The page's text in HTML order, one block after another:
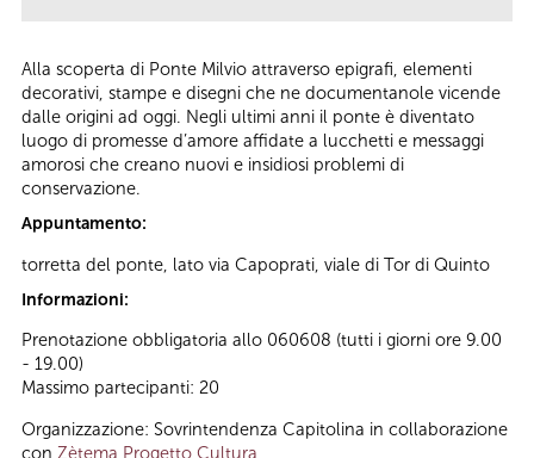
Alla scoperta di Ponte Milvio attraverso epigrafi, elementi
decorativi, stampe e disegni che ne documentanole vicende
dalle origini ad oggi. Negli ultimi anni il ponte è diventato
luogo di promesse d’amore affidate a lucchetti e messaggi
amorosi che creano nuovi e insidiosi problemi di
conservazione.
Appuntamento:
torretta del ponte, lato via Capoprati, viale di Tor di Quinto
Informazioni:
Prenotazione obbligatoria allo 060608 (tutti i giorni ore 9.00
- 19.00)
Massimo partecipanti: 20
Organizzazione: Sovrintendenza Capitolina in collaborazione
con Zètema Progetto Cultura